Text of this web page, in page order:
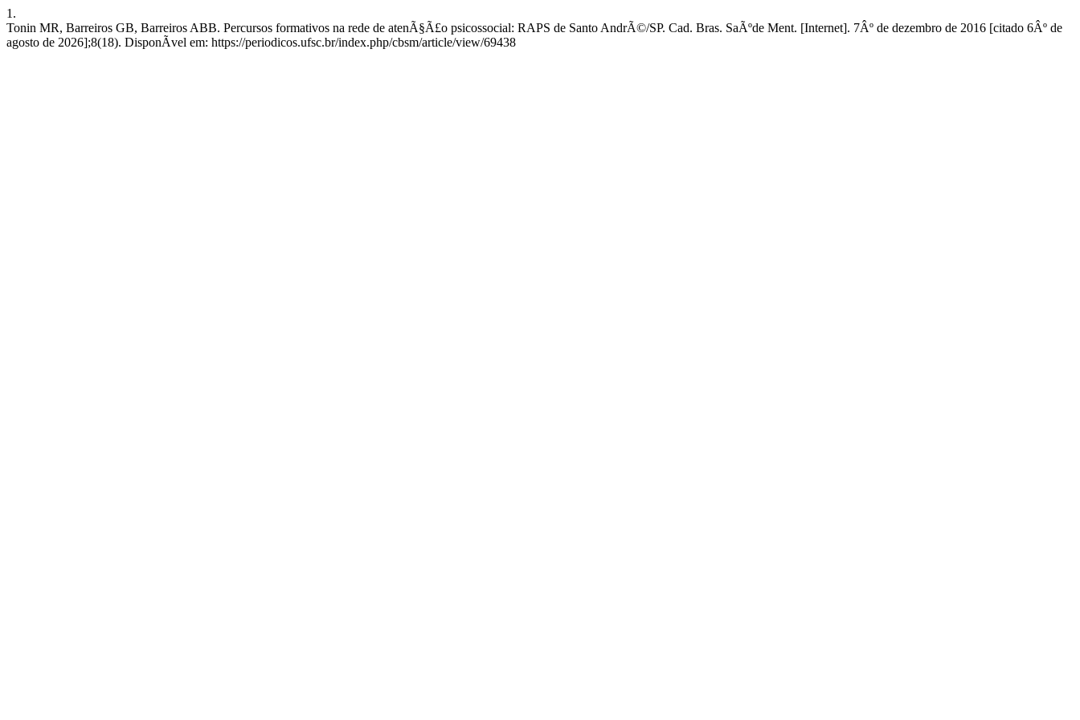
1.
Tonin MR, Barreiros GB, Barreiros ABB. Percursos formativos na rede de atenÃ§Ã£o psicossocial: RAPS de Santo AndrÃ©/SP. Cad. Bras. SaÃºde Ment. [Internet]. 7Âº de dezembro de 2016 [citado 6Âº de
agosto de 2026];8(18). DisponÃ­vel em: https://periodicos.ufsc.br/index.php/cbsm/article/view/69438